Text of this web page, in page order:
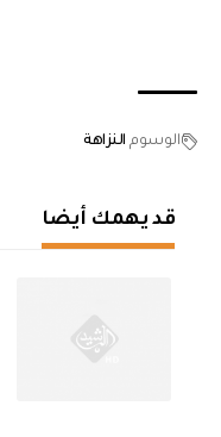
الوسوم ‏النزاهة
قد يهمك أيضا